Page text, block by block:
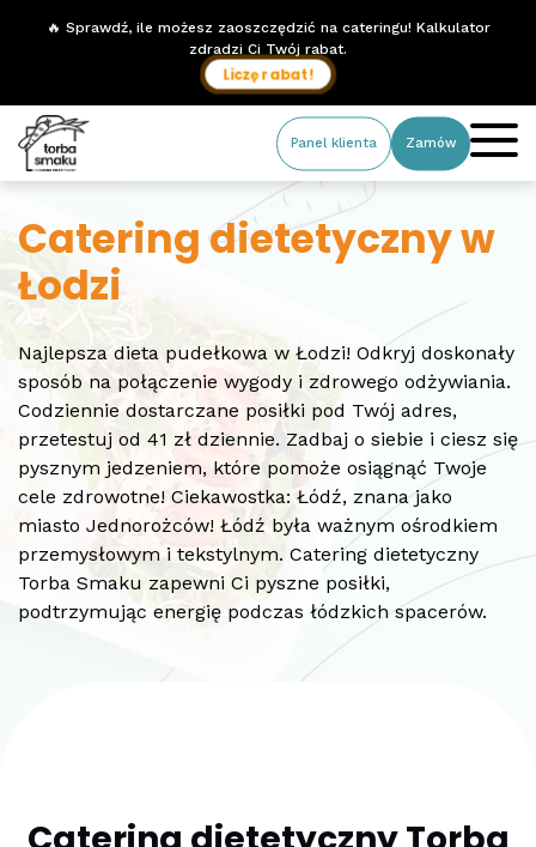
🔥 Sprawdź, ile możesz zaoszczędzić na cateringu! Kalkulator
zdradzi Ci Twój rabat.
Liczę rabat!
Panel klienta Zamów
Catering dietetyczny w
Łodzi
Najlepsza dieta pudełkowa w Łodzi! Odkryj doskonały
sposób na połączenie wygody i zdrowego odżywiania.
Codziennie dostarczane posiłki pod Twój adres,
przetestuj od 41 zł dziennie. Zadbaj o siebie i ciesz się
pysznym jedzeniem, które pomoże osiągnąć Twoje
cele zdrowotne! Ciekawostka: Łódź, znana jako
miasto Jednorożców! Łódź była ważnym ośrodkiem
przemysłowym i tekstylnym. Catering dietetyczny
Torba Smaku zapewni Ci pyszne posiłki,
podtrzymując energię podczas łódzkich spacerów.